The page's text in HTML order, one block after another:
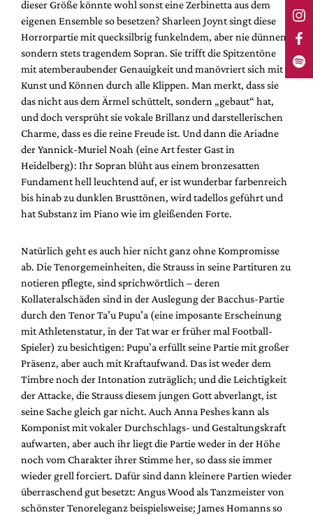
dieser Größe könnte wohl sonst eine Zerbinetta aus dem
eigenen Ensemble so besetzen? Sharleen Joynt singt diese
Horrorpartie mit quecksilbrig funkelndem, aber nie dünnem,
sondern stets tragendem Sopran. Sie trifft die Spitzentöne
mit atemberaubender Genauigkeit und manövriert sich mit
Kunst und Können durch alle Klippen. Man merkt, dass sie
das nicht aus dem Ärmel schüttelt, sondern „gebaut“ hat,
und doch versprüht sie vokale Brillanz und darstellerischen
Charme, dass es die reine Freude ist. Und dann die Ariadne
der Yannick-Muriel Noah (eine Art fester Gast in
Heidelberg): Ihr Sopran blüht aus einem bronzesatten
Fundament hell leuchtend auf, er ist wunderbar farbenreich
bis hinab zu dunklen Brusttönen, wird tadellos geführt und
hat Substanz im Piano wie im gleißenden Forte.
Natürlich geht es auch hier nicht ganz ohne Kompromisse
ab. Die Tenorgemeinheiten, die Strauss in seine Partituren zu
notieren pflegte, sind sprichwörtlich – deren
Kollateralschäden sind in der Auslegung der Bacchus-Partie
durch den Tenor Ta’u Pupu’a (eine imposante Erscheinung
mit Athletenstatur, in der Tat war er früher mal Football-
Spieler) zu besichtigen: Pupu’a erfüllt seine Partie mit großer
Präsenz, aber auch mit Kraftaufwand. Das ist weder dem
Timbre noch der Intonation zuträglich; und die Leichtigkeit
der Attacke, die Strauss diesem jungen Gott abverlangt, ist
seine Sache gleich gar nicht. Auch Anna Peshes kann als
Komponist mit vokaler Durchschlags- und Gestaltungskraft
aufwarten, aber auch ihr liegt die Partie weder in der Höhe
noch vom Charakter ihrer Stimme her, so dass sie immer
wieder grell forciert. Dafür sind dann kleinere Partien wieder
überraschend gut besetzt: Angus Wood als Tanzmeister von
schönster Tenoreleganz beispielsweise; James Homanns so